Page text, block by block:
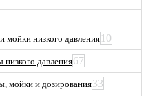
мойки низкого давления 10
давления67
мойки и дозирования33